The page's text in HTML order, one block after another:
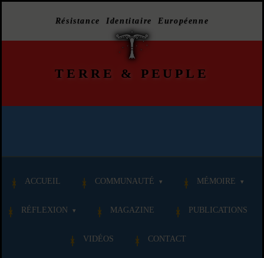
Résistance Identitaire Européenne
TERRE & PEUPLE
ACCUEIL COMMUNAUTÉ MÉMOIRE
RÉFLEXION MAGAZINE PUBLICATIONS
VIDÉOS CONTACT